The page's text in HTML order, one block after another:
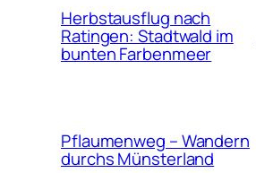
Herbstausflug nach
Ratingen: Stadtwald im
bunten Farbenmeer
Pflaumenweg – Wandern
durchs Münsterland